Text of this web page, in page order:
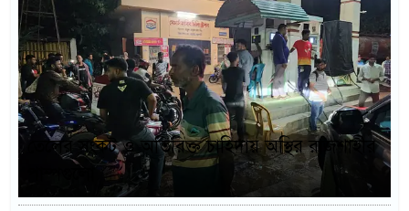
তেলের সংকট ও অতিরিক্ত চাহিদায় অস্থির রাজশাহীর
পাম্পগুলো